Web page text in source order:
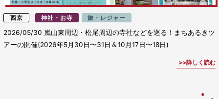
西京 神社・お寺 旅・レジャー
2026/05/30 嵐山東周辺・松尾周辺の寺社などを巡る！まちあるきツ
アーの開催(2026年5月30日〜31日＆10月17日〜18日)
詳しく読む